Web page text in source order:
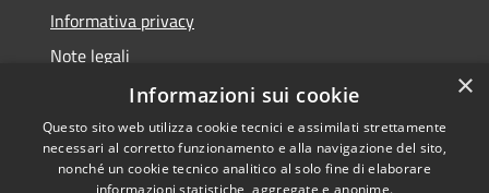
Informativa privacy
Note legali
Dichiarazione di accessibilità
×
Informazioni sui cookie
Questo sito web utilizza cookie tecnici e assimilati strettamente
necessari al corretto funzionamento e alla navigazione del sito,
nonché un cookie tecnico analitico al solo fine di elaborare
informazioni statistiche, aggregate e anonime.